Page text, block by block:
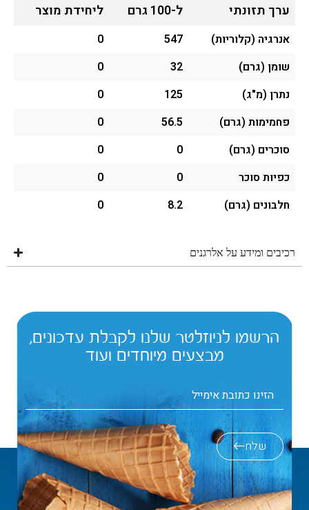
ערך תזונתי ל-100 גרם ליחידת מוצר
אנרגיה (קלוריות) 547
0
שומן (גרם)
32
0
נתרן (מ"ג)
125
0
פחמימות (גרם)
56.5
0
סוכרים (גרם)
0
0
כפיות סוכר
0
0
חלבונים (גרם)
8.2
0
רכיבים ומידע על אלרגנים
הרשמו לניוזלטר שלנו לקבלת עדכונים,
מבצעים מיוחדים ועוד
שלח